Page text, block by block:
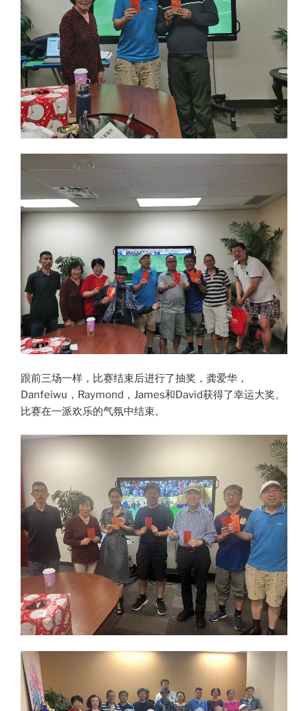
跟前三场一样，比赛结束后进行了抽奖，龚爱华，
Danfeiwu，Raymond，James和David获得了幸运大奖。
比赛在一派欢乐的气氛中结束。